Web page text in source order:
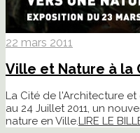
22 mars 2011
Ville et Nature à la
La Cité de l'Architecture
au 24 Juillet 2011, un
nature en Ville.LIRE LE